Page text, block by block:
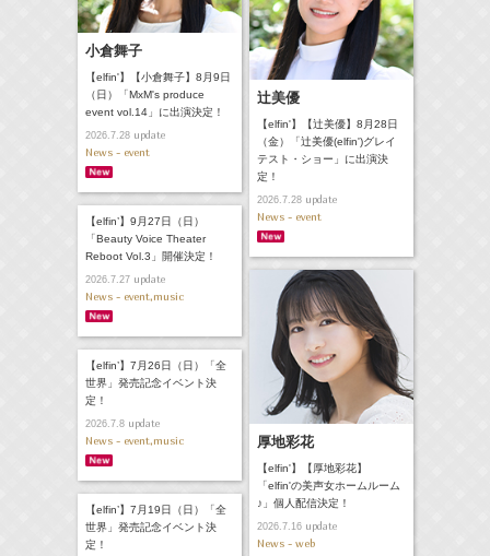
小倉舞子
【elfin'】【小倉舞子】8月9日
（日）「MxM's produce
event vol.14」に出演決定！
2026.7.28update
News - event
辻美優
【elfin'】【辻美優】8月28日
（金）「辻美優(elfin')グレイ
テスト・ショー」に出演決
定！
2026.7.28update
News - event
【elfin’】9月27日（日）
「Beauty Voice Theater
Reboot Vol.3」開催決定！
2026.7.27update
News - event,music
厚地彩花
【elfin'】【厚地彩花】
「elfin'の美声女ホームルーム
♪」個人配信決定！
2026.7.16update
News - web
【elfin’】7月26日（日）「全
世界」発売記念イベント決
定！
2026.7.8update
News - event,music
【elfin’】7月19日（日）「全
世界」発売記念イベント決
定！